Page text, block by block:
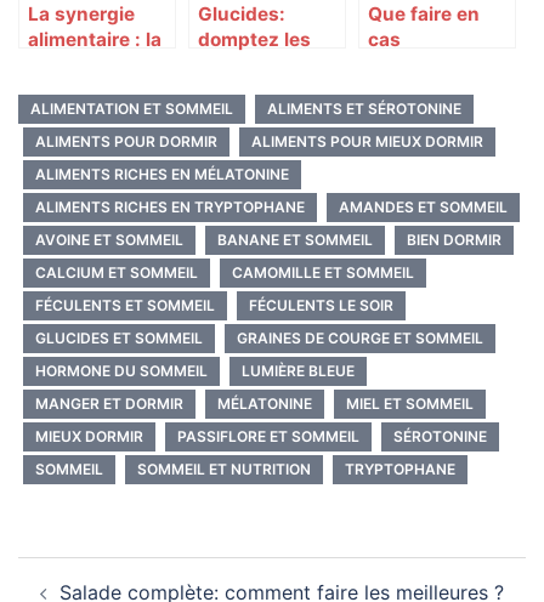
La synergie
alimentaire : la
alimentation
santé
Glucides:
domptez les
Que faire en
cas
au gluten ?
ALIMENTATION ET SOMMEIL
ALIMENTS ET SÉROTONINE
ALIMENTS POUR DORMIR
ALIMENTS POUR MIEUX DORMIR
ALIMENTS RICHES EN MÉLATONINE
ALIMENTS RICHES EN TRYPTOPHANE
AMANDES ET SOMMEIL
AVOINE ET SOMMEIL
BANANE ET SOMMEIL
BIEN DORMIR
CALCIUM ET SOMMEIL
CAMOMILLE ET SOMMEIL
FÉCULENTS ET SOMMEIL
FÉCULENTS LE SOIR
GLUCIDES ET SOMMEIL
GRAINES DE COURGE ET SOMMEIL
HORMONE DU SOMMEIL
LUMIÈRE BLEUE
MANGER ET DORMIR
MÉLATONINE
MIEL ET SOMMEIL
MIEUX DORMIR
PASSIFLORE ET SOMMEIL
SÉROTONINE
SOMMEIL
SOMMEIL ET NUTRITION TRYPTOPHANE
Salade complète: comment faire les meilleures ?